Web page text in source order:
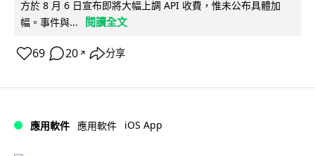
方於 8 月 6 日宣布即將大幅上調 API 收費，惟未公布具體加
幅。事件與...
閱讀全文
69 20 ↗ 分享
應用軟件 應用軟件 iOS App